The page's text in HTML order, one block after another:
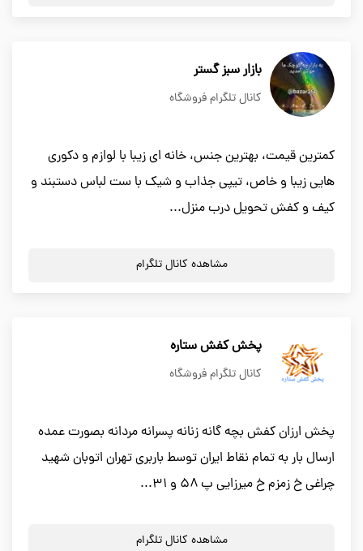
بازار سبز گستر
کانال تلگرام فروشگاه
کمترین قیمت، بهترین جنس، خانه ای زیبا با لوازم و دکوری
هایی زیبا و خاص، تیپی جذاب و شیک با ست لباس دستبند و
کیف و کفش تحویل درب منزل...
مشاهده کانال تلگرام
پخش کفش ستاره
کانال تلگرام فروشگاه
پخش ارزان کفش بچه گانه زنانه پسرانه مردانه بصورت عمده
ارسال بار به تمام نقاط ایران توسط باربری تهران اتوبان شهید
چراغی خ زمزم خ میرزایی پ ۵۸ و ۳۱...
مشاهده کانال تلگرام